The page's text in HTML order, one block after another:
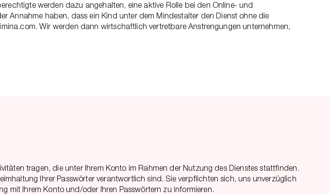
werden dazu angehalten, eine aktive Rolle bei den Online- und
Annahme haben, dass ein Kind unter dem Mindestalter den Dienst ohne die
Wir werden dann wirtschaftlich vertretbare Anstrengungen unternehmen,
tragen, die unter Ihrem Konto im Rahmen der Nutzung des Dienstes stattfinden.
Ihrer Passwörter verantwortlich sind. Sie verpflichten sich, uns unverzüglich
mit Ihrem Konto und/oder Ihren Passwörtern zu informieren.